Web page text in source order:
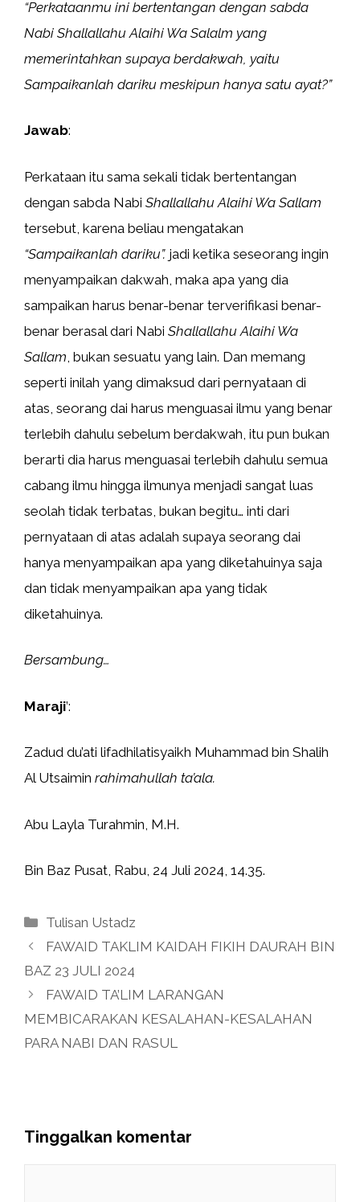
“Perkataanmu ini bertentangan dengan sabda
Nabi Shallallahu Alaihi Wa Salalm yang
memerintahkan supaya berdakwah, yaitu
Sampaikanlah dariku meskipun hanya satu ayat?”
Jawab:
Perkataan itu sama sekali tidak bertentangan
dengan sabda Nabi Shallallahu Alaihi Wa Sallam
tersebut, karena beliau mengatakan
“Sampaikanlah dariku”. jadi ketika seseorang ingin
menyampaikan dakwah, maka apa yang dia
sampaikan harus benar-benar terverifikasi benar-
benar berasal dari Nabi Shallallahu Alaihi Wa
Sallam , bukan sesuatu yang lain. Dan memang
seperti inilah yang dimaksud dari pernyataan di
atas, seorang dai harus menguasai ilmu yang benar
terlebih dahulu sebelum berdakwah, itu pun bukan
berarti dia harus menguasai terlebih dahulu semua
cabang ilmu hingga ilmunya menjadi sangat luas
seolah tidak terbatas, bukan begitu… inti dari
pernyataan di atas adalah supaya seorang dai
hanya menyampaikan apa yang diketahuinya saja
dan tidak menyampaikan apa yang tidak
diketahuinya.
Bersambung…
Maraji’:
Zadud du’ati lifadhilatisyaikh Muhammad bin Shalih
Al Utsaimin rahimahullah ta’ala.
Abu Layla Turahmin, M.H.
Bin Baz Pusat, Rabu, 24 Juli 2024, 14.35.
Kategori
Tulisan Ustadz
FAWAID TAKLIM KAIDAH FIKIH DAURAH BIN
BAZ 23 JULI 2024
FAWAID TA’LIM LARANGAN
MEMBICARAKAN KESALAHAN-KESALAHAN
PARA NABI DAN RASUL
Tinggalkan komentar